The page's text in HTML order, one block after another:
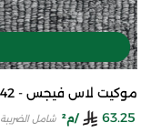
موكيت لاس فيجس - 11942
63.25
/م² شامل الضريبة